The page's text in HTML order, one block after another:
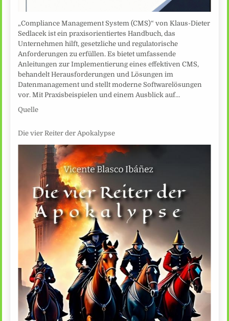
„Compliance Management System (CMS)“ von Klaus-Dieter
Sedlacek ist ein praxisorientiertes Handbuch, das
Unternehmen hilft, gesetzliche und regulatorische
Anforderungen zu erfüllen. Es bietet umfassende
Anleitungen zur Implementierung eines effektiven CMS,
behandelt Herausforderungen und Lösungen im
Datenmanagement und stellt moderne Softwarelösungen
vor. Mit Praxisbeispielen und einem Ausblick auf…
Quelle
Die vier Reiter der Apokalypse